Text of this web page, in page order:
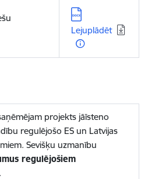
Lejupielādēt:
Lejuplādēt
projekts jāīsteno
regulējošo ES un Latvijas
Sevišķu uzmanību
regulējošiem
.